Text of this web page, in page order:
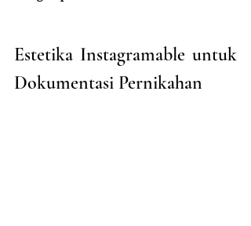
Estetika Instagramable untuk
Dokumentasi Pernikahan